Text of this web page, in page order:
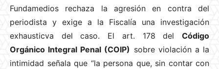
Fundamedios rechaza la agresión en contra del
periodista y exige a la Fiscalía una investigación
exhausticva del caso. El art. 178 del Código
Orgánico Integral Penal (COIP) sobre violación a la
intimidad señala que “la persona que, sin contar con